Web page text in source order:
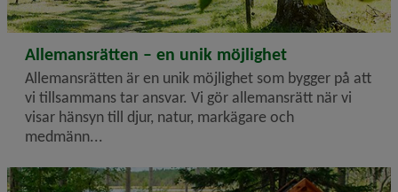
2026-06-25
Allemansrätten – en unik möjlighet
Allemansrätten är en unik möjlighet som bygger på att
vi tillsammans tar ansvar. Vi gör allemansrätt när vi
visar hänsyn till djur, natur, markägare och
medmänn...